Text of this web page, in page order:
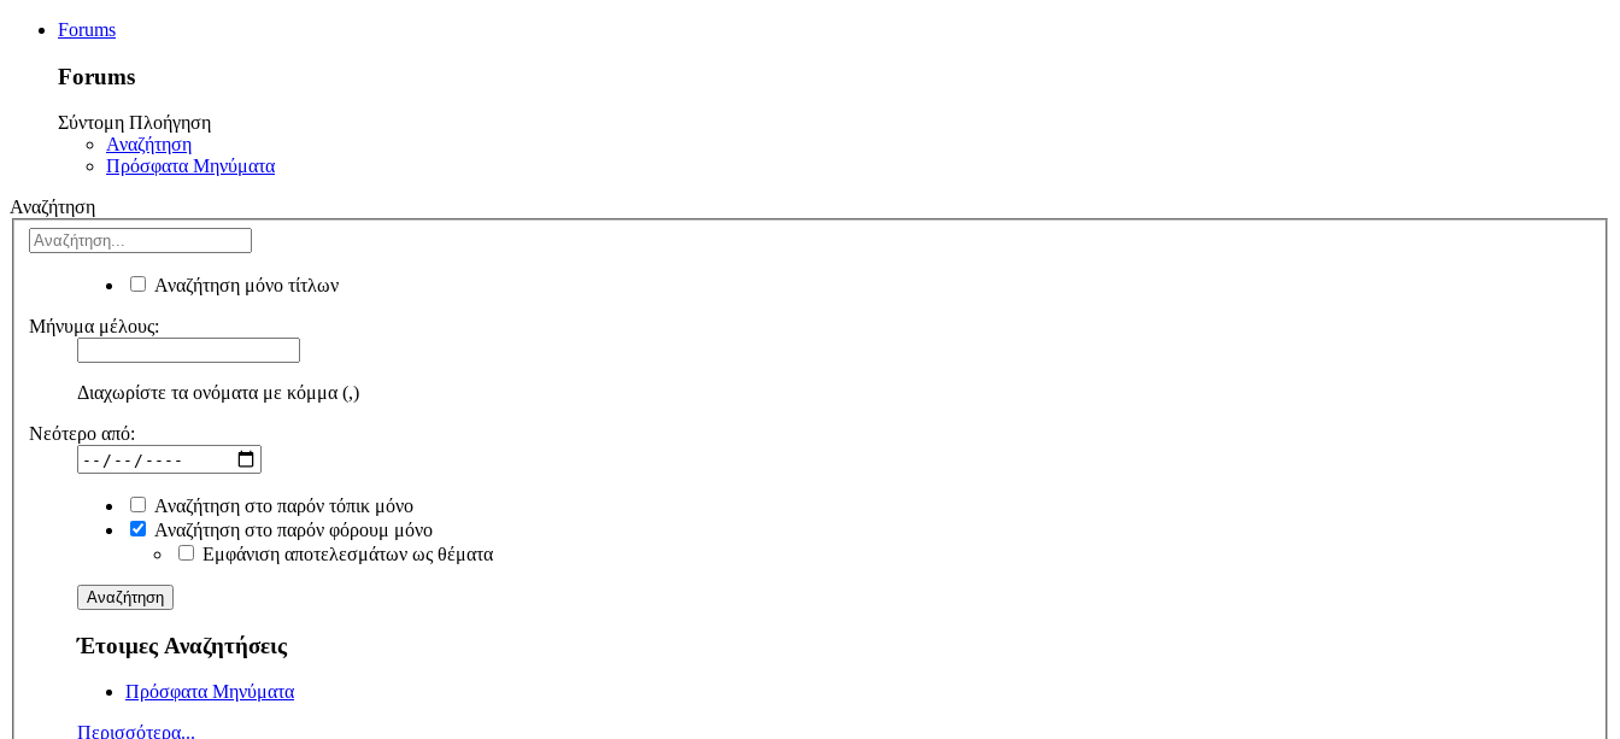
Forums
Forums
Σύντομη Πλοήγηση
Αναζήτηση
Πρόσφατα Μηνύματα
Αναζήτηση
Αναζήτηση μόνο τίτλων
Μήνυμα μέλους:
Διαχωρίστε τα ονόματα με κόμμα (,)
Νεότερο από:
Αναζήτηση στο παρόν τόπικ μόνο
Αναζήτηση στο παρόν φόρουμ μόνο
Εμφάνιση αποτελεσμάτων ως θέματα
Έτοιμες Αναζητήσεις
Πρόσφατα Μηνύματα
Περισσότερα...